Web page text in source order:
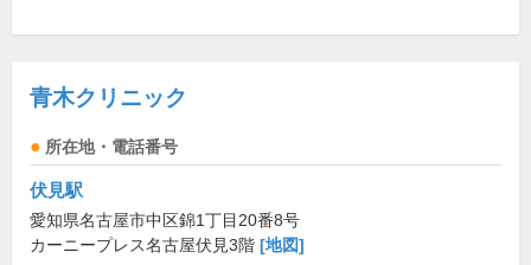
青木クリニック
所在地・電話番号
伏見駅
愛知県名古屋市中区錦1丁目20番8号
カーニープレス名古屋伏見3階 [地図]